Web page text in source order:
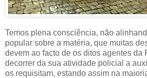
Temos plena consciência, não
popular sobre a matéria, que muitas
devem ao facto de os ditos agentes da
decorrer da sua atividade policial a
os requisitam, estando assim na